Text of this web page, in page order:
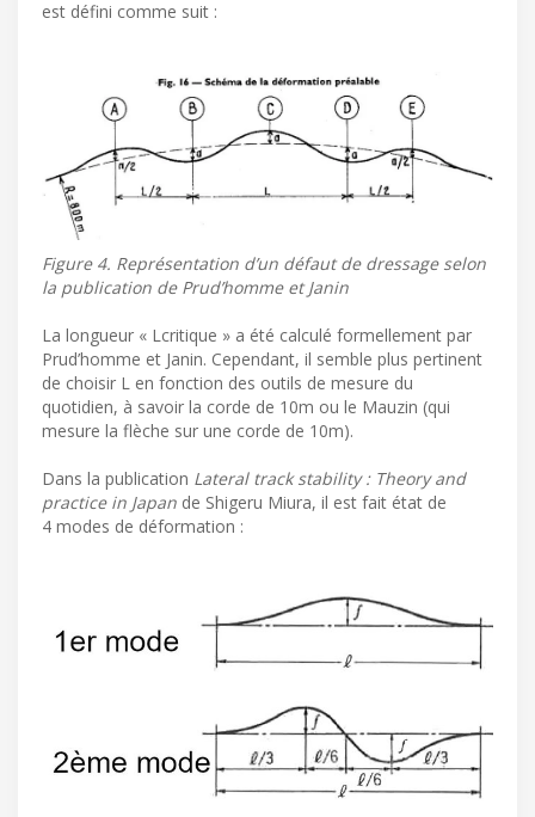
est défini comme suit :
Figure 4. Représentation d’un défaut de dressage selon
la publication de Prud’homme et Janin
La longueur « Lcritique » a été calculé formellement par
Prud’homme et Janin. Cependant, il semble plus pertinent
de choisir L en fonction des outils de mesure du
quotidien, à savoir la corde de 10m ou le Mauzin (qui
mesure la flèche sur une corde de 10m).
Dans la publication Lateral track stability : Theory and
practice in Japan de Shigeru Miura, il est fait état de
4 modes de déformation :